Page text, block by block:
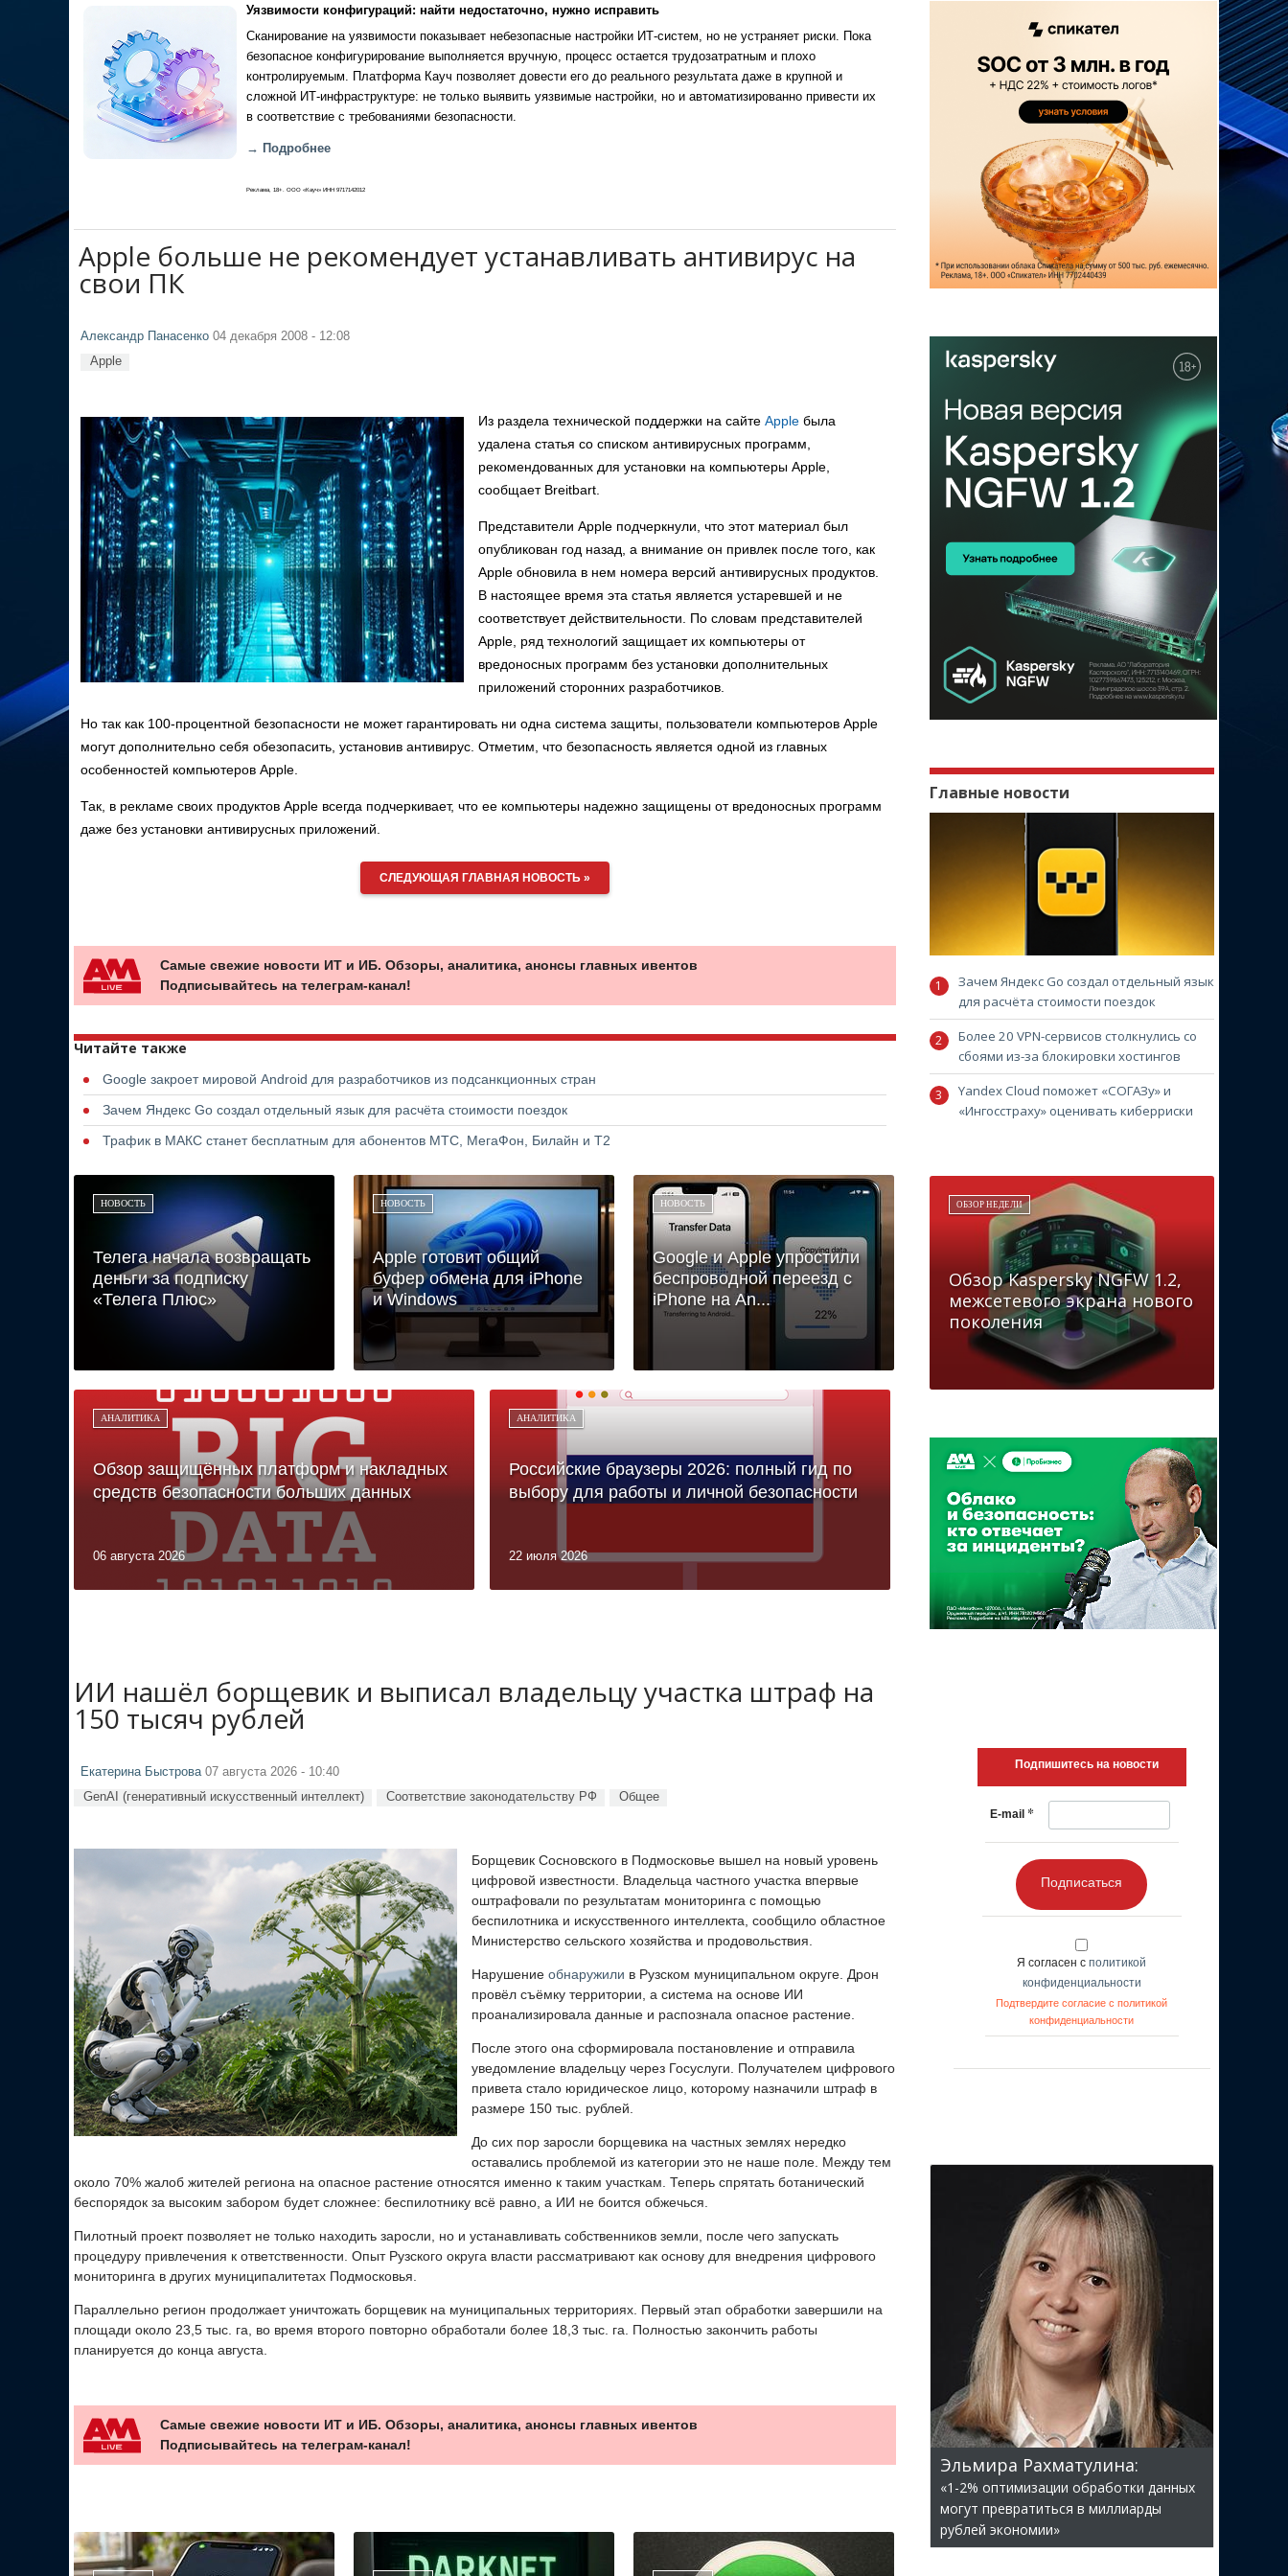
Уязвимости конфигураций: найти недостаточно, нужно исправить
Сканирование на уязвимости показывает небезопасные настройки ИТ-систем, но не устраняет риски. Пока
безопасное конфигурирование выполняется вручную, процесс остается трудозатратным и плохо
контролируемым. Платформа Кауч позволяет довести его до реального результата даже в крупной и
сложной ИТ-инфраструктуре: не только выявить уязвимые настройки, но и автоматизированно привести их
в соответствие с требованиями безопасности.
→ Подробнее
Реклама, 18+. ООО «Кауч» ИНН 9717142012
Apple больше не рекомендует устанавливать антивирус на
свои ПК
Александр Панасенко 04 декабря 2008 - 12:08
Apple
Из раздела технической поддержки на сайте Apple была
удалена статья со списком антивирусных программ,
рекомендованных для установки на компьютеры Apple,
сообщает Breitbart.
Представители Apple подчеркнули, что этот материал был
опубликован год назад, а внимание он привлек после того, как
Apple обновила в нем номера версий антивирусных продуктов.
В настоящее время эта статья является устаревшей и не
соответствует действительности. По словам представителей
Apple, ряд технологий защищает их компьютеры от
вредоносных программ без установки дополнительных
приложений сторонних разработчиков.
Но так как 100-процентной безопасности не может гарантировать ни одна система защиты, пользователи компьютеров Apple
могут дополнительно себя обезопасить, установив антивирус. Отметим, что безопасность является одной из главных
особенностей компьютеров Apple.
Так, в рекламе своих продуктов Apple всегда подчеркивает, что ее компьютеры надежно защищены от вредоносных программ
даже без установки антивирусных приложений.
СЛЕДУЮЩАЯ ГЛАВНАЯ НОВОСТЬ »
Самые свежие новости ИТ и ИБ. Обзоры, аналитика, анонсы главных ивентов
Подписывайтесь на телеграм-канал!
Читайте также
Google закроет мировой Android для разработчиков из подсанкционных стран
Зачем Яндекс Go создал отдельный язык для расчёта стоимости поездок
Трафик в МАКС станет бесплатным для абонентов МТС, МегаФон, Билайн и Т2
НОВОСТЬ
Телега начала возвращать
деньги за подписку
«Телега Плюс»
НОВОСТЬ
Apple готовит общий
буфер обмена для iPhone
и Windows
НОВОСТЬ
Google и Apple упростили
беспроводной переезд с
iPhone на An...
АНАЛИТИКА
Обзор защищённых платформ и накладных
средств безопасности больших данных
06 августа 2026
АНАЛИТИКА
Российские браузеры 2026: полный гид по
выбору для работы и личной безопасности
22 июля 2026
ИИ нашёл борщевик и выписал владельцу участка штраф на
150 тысяч рублей
Екатерина Быстрова 07 августа 2026 - 10:40
GenAI (генеративный искусственный интеллект) Соответствие законодательству РФ Общее
Борщевик Сосновского в Подмосковье вышел на новый уровень
цифровой известности. Владельца частного участка впервые
оштрафовали по результатам мониторинга с помощью
беспилотника и искусственного интеллекта, сообщило областное
Министерство сельского хозяйства и продовольствия.
Нарушение обнаружили в Рузском муниципальном округе. Дрон
провёл съёмку территории, а система на основе ИИ
проанализировала данные и распознала опасное растение.
После этого она сформировала постановление и отправила
уведомление владельцу через Госуслуги. Получателем цифрового
привета стало юридическое лицо, которому назначили штраф в
размере 150 тыс. рублей.
До сих пор заросли борщевика на частных землях нередко
оставались проблемой из категории это не наше поле. Между тем
около 70% жалоб жителей региона на опасное растение относятся именно к таким участкам. Теперь спрятать ботанический
беспорядок за высоким забором будет сложнее: беспилотнику всё равно, а ИИ не боится обжечься.
Пилотный проект позволяет не только находить заросли, но и устанавливать собственников земли, после чего запускать
процедуру привлечения к ответственности. Опыт Рузского округа власти рассматривают как основу для внедрения цифрового
мониторинга в других муниципалитетах Подмосковья.
Параллельно регион продолжает уничтожать борщевик на муниципальных территориях. Первый этап обработки завершили на
площади около 23,5 тыс. га, во время второго повторно обработали более 18,3 тыс. га. Полностью закончить работы
планируется до конца августа.
Самые свежие новости ИТ и ИБ. Обзоры, аналитика, анонсы главных ивентов
Подписывайтесь на телеграм-канал!
Главные новости
Зачем Яндекс Go создал отдельный язык
для расчёта стоимости поездок
Более 20 VPN-сервисов столкнулись со
сбоями из-за блокировки хостингов
Yandex Cloud поможет «СОГАЗу» и
«Ингосстраху» оценивать киберриски
ОБЗОР НЕДЕЛИ
Обзор Kaspersky NGFW 1.2,
межсетевого экрана нового
поколения
Подпишитесь на новости
E-mail *
Подписаться
Я согласен с политикой
конфиденциальности
Подтвердите согласие с политикой
конфиденциальности
Эльмира Рахматулина:
«1-2% оптимизации обработки данных
могут превратиться в миллиарды
рублей экономии»